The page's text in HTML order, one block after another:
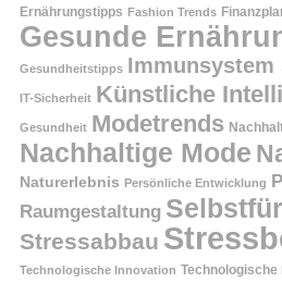
Ernährungstipps Fashion Trends
Gesunde
Gesundheitstipps Immunsystem
IT-Sicherheit Künstliche
Gesundheit Modetrends
Nachhaltige Mode
Naturerlebnis Persönliche Entwicklung
Raumgestaltung
Stressabbau
Technologische Innovation Technologische